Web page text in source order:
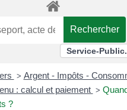
Service-
> Argent - Impôts -
: calcul et paiement >
?